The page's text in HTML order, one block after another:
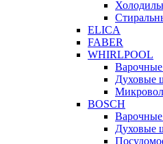
ELICA
FABER
WHIRLPOOL
Варочные
Духовые
BOSCH
Варочные
Духовые